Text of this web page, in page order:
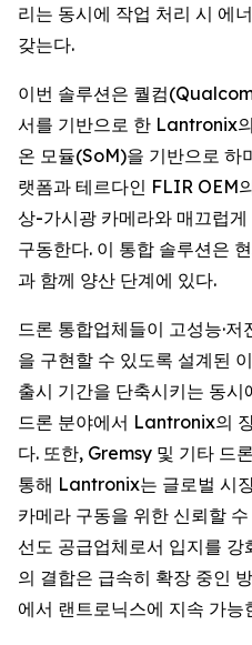
리는 동시에 작업 처리 시 에
갖는다.
이번 솔루션은 퀄컴
서를 기반으로 한 Lantronix의
온 모듈(SoM)을 기반으로 하
랫폼과 테르다인 FLIR OEM
상-가시광 카메라와 매끄럽
구동한다. 이 통합 솔루션은
과 함께 양산 단계에 있다.
드론 통합업체들이 고성능·
을 구현할 수 있도록 설계된
출시 기간을 단축시키는 동
드론 분야에서 Lantronix의
다. 또한, Gremsy 및 기타 드
통해 Lantronix는 글로벌 시
카메라 구동을 위한 신뢰할
선도 공급업체로서 입지를
의 결합은 급속히 확장 중인
에서 랜트로닉스에 지속 가